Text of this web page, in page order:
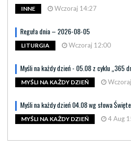
INNE Wczoraj 14:27
Reguła dnia – 2026-08-05
LITURGIA Wczoraj 12:00
Myśli na każdy dzień - 05.08 z cyklu „365
MYŚLI NA KAŻDY DZIEŃ
Myśli na każdy dzień 04.08 wg słowa
MYŚLI NA KAŻDY DZIEŃ 4 Aug